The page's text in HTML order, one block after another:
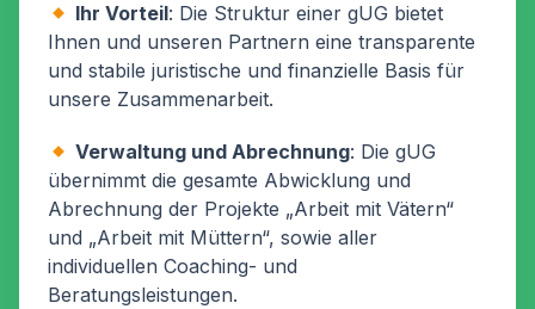
Ihr Vorteil: Die Struktur einer gUG bietet
Ihnen und unseren Partnern eine transparente
und stabile juristische und finanzielle Basis für
unsere Zusammenarbeit.
Verwaltung und Abrechnung: Die gUG
übernimmt die gesamte Abwicklung und
Abrechnung der Projekte „Arbeit mit Vätern“
und „Arbeit mit Müttern“, sowie aller
individuellen Coaching- und
Beratungsleistungen.